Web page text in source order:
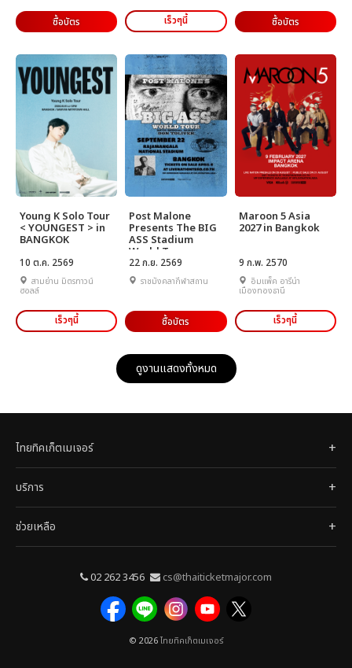
ซื้อบัตร เร็วๆนี้ ซื้อบัตร
Young K Solo Tour
< YOUNGEST > in
BANGKOK
10 ต.ค. 2569
สามย่าน มิตรทาวน์
ฮอลล์
เร็วๆนี้
Post Malone
Presents The BIG
ASS Stadium
World Tour
22 ก.ย. 2569
ราชมังคลากีฬาสถาน
ซื้อบัตร
Maroon 5 Asia
2027 in Bangkok
9 ก.พ. 2570
อิมแพ็ค อารีน่า
เมืองทองธานี
เร็วๆนี้
ดูงานแสดงทั้งหมด
ไทยทิคเก็ตเมเจอร์
บริการ
ช่วยเหลือ
02 262 3456 cs@thaiticketmajor.com
© 2026ไทยทิคเก็ตเมเจอร์